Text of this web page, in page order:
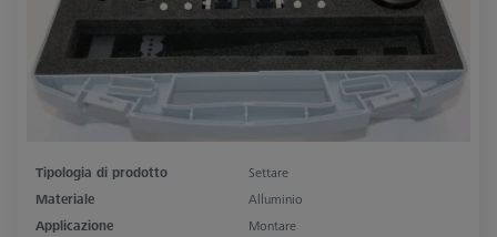
Tipologia di prodotto
Settare
Materiale
Alluminio
Applicazione
Montare